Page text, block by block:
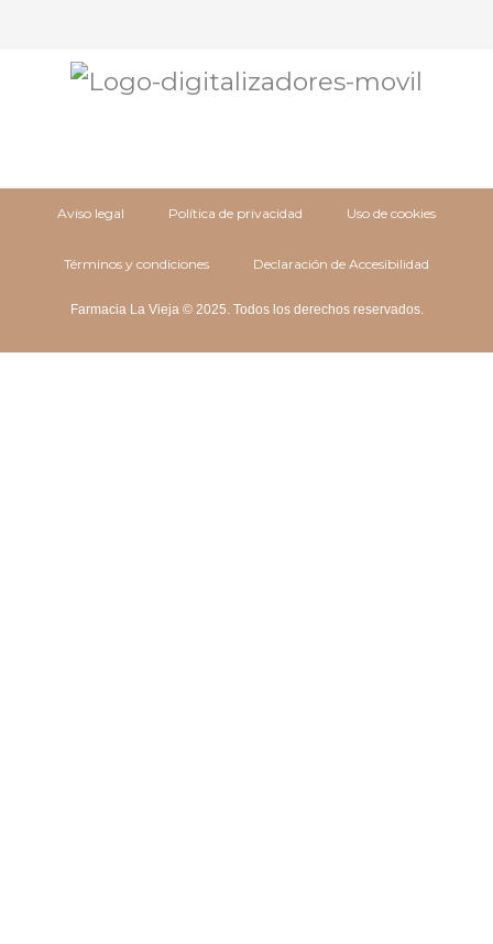
Aviso legal Política de privacidad Uso de cookies
Términos y condiciones Declaración de Accesibilidad
Farmacia La Vieja © 2025. Todos los derechos reservados.